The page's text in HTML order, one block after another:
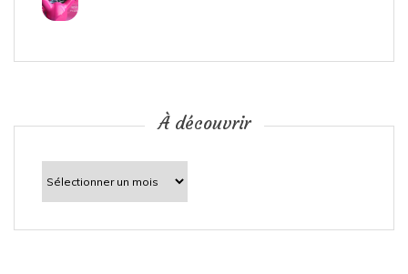
c
À découvrir
découvrir